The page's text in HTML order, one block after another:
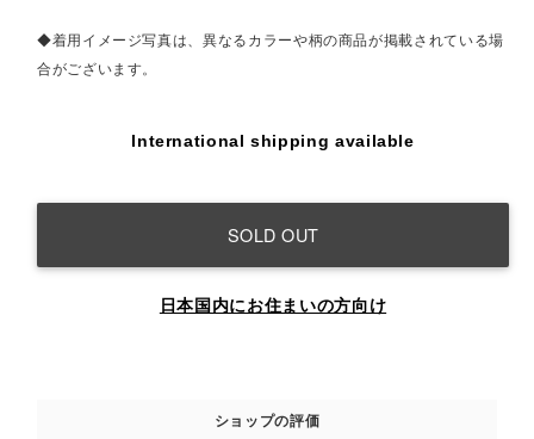
◆着用イメージ写真は、異なるカラーや柄の商品が掲載されている場
合がございます。
International shipping available
SOLD OUT
日本国内にお住まいの方向け
ショップの評価